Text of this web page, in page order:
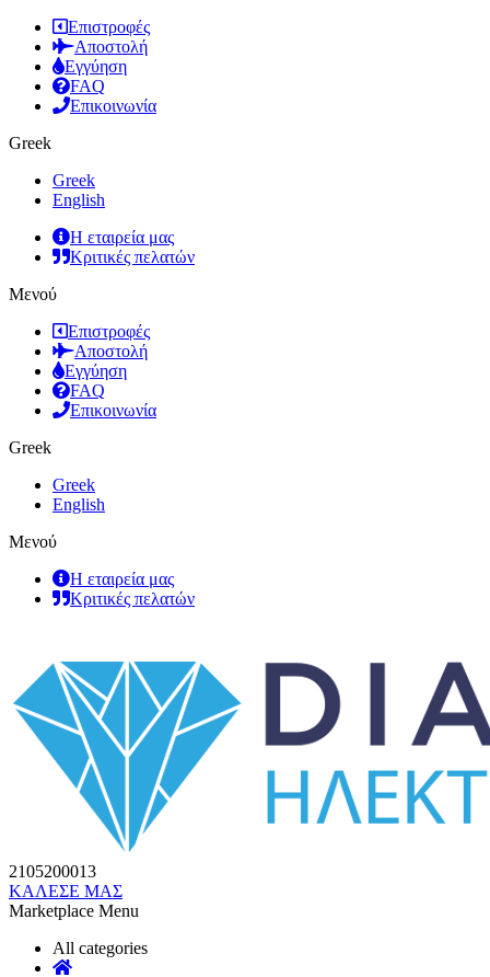
Επιστροφές
Αποστολή
Εγγύηση
FAQ
Επικοινωνία
Greek
Greek
English
Η εταιρεία μας
Κριτικές πελατών
Μενού
Επιστροφές
Αποστολή
Εγγύηση
FAQ
Επικοινωνία
Greek
Greek
English
Μενού
Η εταιρεία μας
Κριτικές πελατών
2105200013
ΚΑΛΕΣΕ ΜΑΣ
Marketplace Menu
All categories